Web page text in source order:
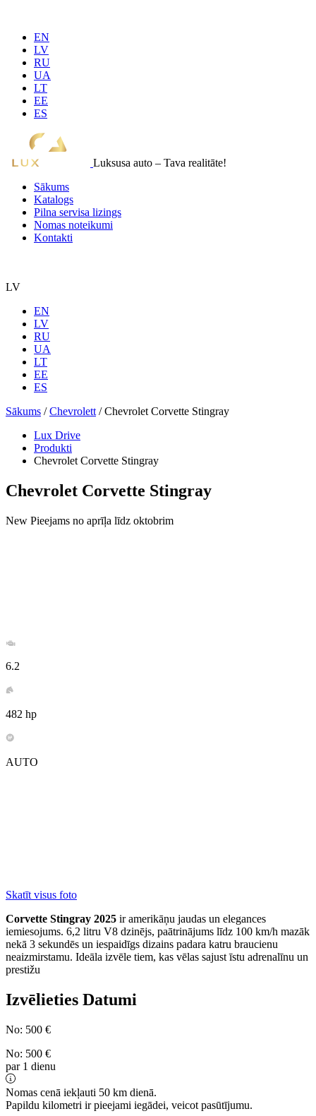
EN
LV
RU
UA
LT
EE
ES
Luksusa auto – Tava realitāte!
Sākums
Katalogs
Pilna servisa lizings
Nomas noteikumi
Kontakti
LV
EN
LV
RU
UA
LT
EE
ES
Sākums /Chevrolett / Chevrolet Corvette Stingray
Lux Drive
Produkti
Chevrolet Corvette Stingray
Chevrolet Corvette Stingray
New Pieejams no aprīļa līdz oktobrim
6.2
482 hp
AUTO
Skatīt visus foto
Corvette Stingray 2025 ir amerikāņu jaudas un elegances
iemiesojums. 6,2 litru V8 dzinējs, paātrinājums līdz 100 km/h mazāk
nekā 3 sekundēs un iespaidīgs dizains padara katru braucienu
neaizmirstamu. Ideāla izvēle tiem, kas vēlas sajust īstu adrenalīnu un
prestižu
Izvēlieties Datumi
No: 500 €
No: 500 €
par 1 dienu
Nomas cenā iekļauti 50 km dienā.
Papildu kilometri ir pieejami iegādei, veicot pasūtījumu.